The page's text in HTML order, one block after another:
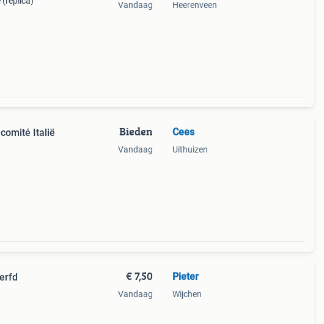
Vandaag Heerenveen
Italië Bieden
Vandaag
Cees
Uithuizen
€ 7,50
Vandaag
Pieter
Wijchen